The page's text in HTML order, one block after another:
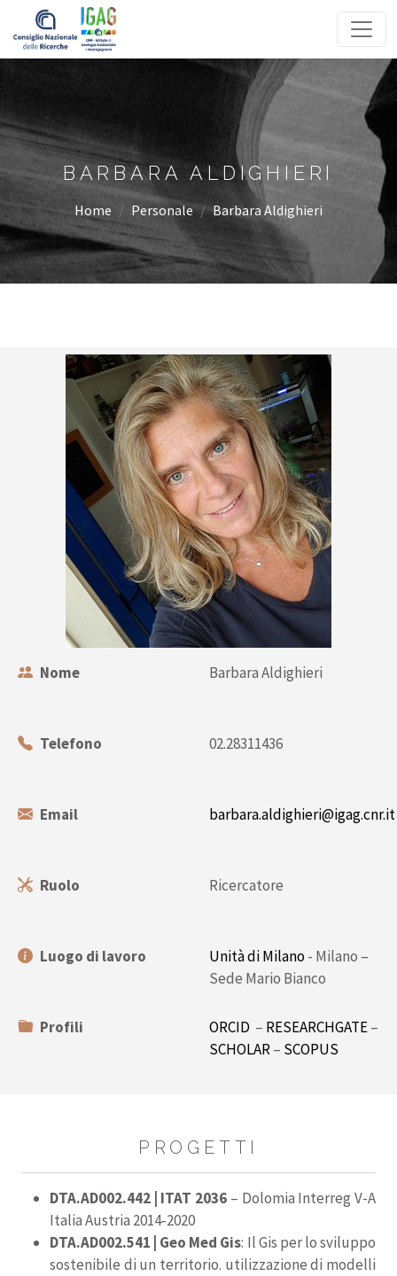
Homepage
BARBARA ALDIGHIERI
Home Personale Barbara Aldighieri
Nome
Telefono
Email
Ruolo
Luogo di lavoro
Profili
Barbara Aldighieri
02.28311436
barbara.aldighieri@igag.cnr.it
Ricercatore
Unità di Milano- Milano –
Sede Mario Bianco
ORCID – RESEARCHGATE–
SCHOLAR– SCOPUS
PROGETTI
DTA.AD002.442 | ITAT 2036 – Dolomia Interreg V-A
Italia Austria 2014-2020
DTA.AD002.541 | Geo Med Gis: Il Gis per lo sviluppo
sostenibile di un territorio. utilizzazione di modelli